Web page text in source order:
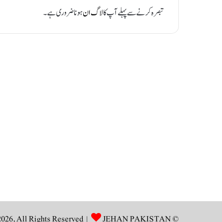
تبصرہ کرنے سے پہلے آپ کالاگ انہونا ضروری ہے۔
© Copyright 2026, All Rights Reserved |
JEHAN PAKISTAN